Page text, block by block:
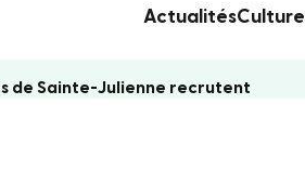
ActualitésCulture
de Sainte-Julienne recrutent